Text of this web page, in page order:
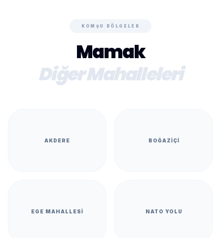
KOMŞU BÖLGELER
Mamak
Diğer Mahalleleri
AKDERE BOĞAZIÇI
EGE MAHALLESI NATO YOLU